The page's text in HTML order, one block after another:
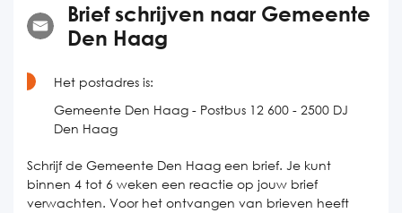
Brief schrijven naar Gemeente
Den Haag
Het postadres is:
Gemeente Den Haag - Postbus 12 600 - 2500 DJ
Den Haag
Schrijf de Gemeente Den Haag een brief. Je kunt
binnen 4 tot 6 weken een reactie op jouw brief
verwachten. Voor het ontvangen van brieven heeft